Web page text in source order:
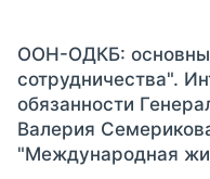
ООН-ОДКБ:
сотрудничества".
обязанности
Валерия
"Международная